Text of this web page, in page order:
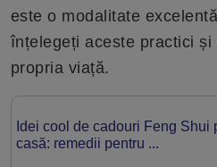
este o modalitate
înțelegeți aceste practici
propria viață.
Idei cool de cadouri Feng Shui
casă: remedii pentru ...